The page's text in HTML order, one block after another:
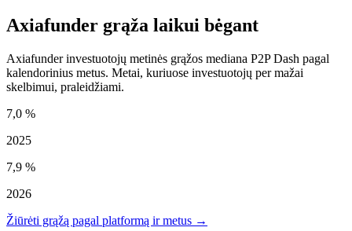
Axiafunder grąža laikui bėgant
Axiafunder investuotojų metinės grąžos mediana P2P Dash pagal
kalendorinius metus. Metai, kuriuose investuotojų per mažai
skelbimui, praleidžiami.
7,0 %
2025
7,9 %
2026
Žiūrėti grąžą pagal platformą ir metus →